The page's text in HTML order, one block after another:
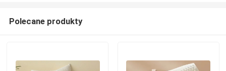
Polecane produkty